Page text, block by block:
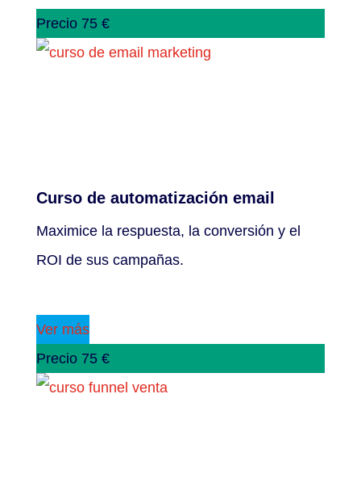
Precio 75 €
Curso de automatización email
Maximice la respuesta, la conversión y el
ROI de sus campañas.
Ver más
Precio 75 €